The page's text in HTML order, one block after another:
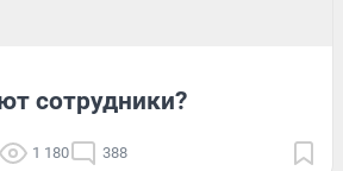
сотрудники?
1 180 388